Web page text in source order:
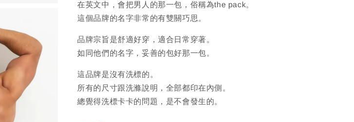
在英文中，會把男人的那一包，俗稱為the pack。
這個品牌的名字非常的有雙關巧思。
品牌宗旨是舒適好穿，適合日常穿著。
如同他們的名字，妥善的包好那一包。
這品牌是沒有洗標的。
所有的尺寸跟洗滌說明，全部都印在內側。
總覺得洗標卡卡的問題，是不會發生的。